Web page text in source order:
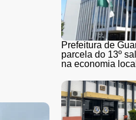
Prefeitura de
parcela do 13º
na economia local